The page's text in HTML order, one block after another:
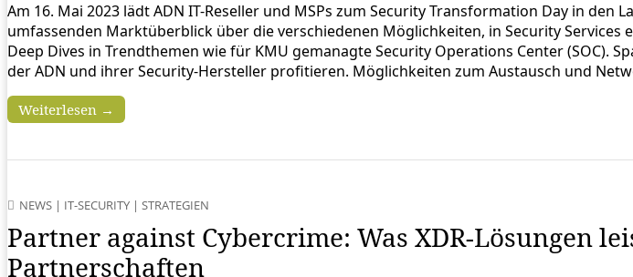
Am 16. Mai 2023 lädt ADN IT-Reseller und MSPs zum Security Transformation Day in
umfassenden Marktüberblick über die verschiedenen Möglichkeiten, in Security
Deep Dives in Trendthemen wie für KMU gemanagte Security Operations Center (SOC).
der ADN und ihrer Security-Hersteller profitieren. Möglichkeiten zum Austausch und
Weiterlesen →
NEWS | IT-SECURITY | STRATEGIEN
Partner against Cybercrime: Was XDR-Lösungen
Partnerschaften